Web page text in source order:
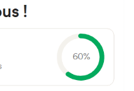
Espagne
7 España